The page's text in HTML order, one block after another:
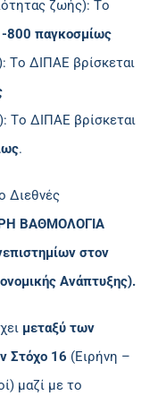
ζωής): Tο
800 παγκοσμίως
Tο ΔΙΠΑΕ βρίσκεται
Tο ΔΙΠΑΕ βρίσκεται
.
Διεθνές
ΒΑΘΜΟΛΟΓΙΑ
στον
Ανάπτυξης).
μεταξύ των
Στόχο 16 (Ειρήνη –
μαζί με το